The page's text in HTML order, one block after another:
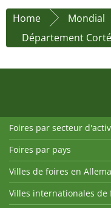
Home
Mondial
Département
Foires par secteur
Foires par pays
Villes de foires en
Villes internationales de